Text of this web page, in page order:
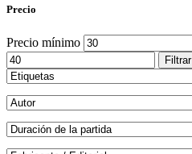
Precio
Precio mínimo
Filtrar